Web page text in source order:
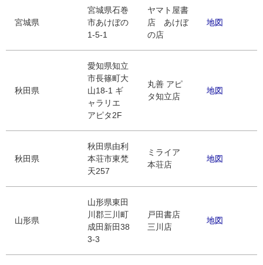
宮城県
宮城県石巻
市あけぼの
1-5-1
ヤマト屋書
店 あけぼ
の店
地図
秋田県
愛知県知立
市長篠町大
山18-1 ギ
ャラリエ
アピタ2F
丸善 アピ
タ知立店
地図
秋田県
秋田県由利
本荘市東梵
天257
ミライア
本荘店
地図
山形県
山形県東田
川郡三川町
成田新田38
3-3
戸田書店
三川店
地図